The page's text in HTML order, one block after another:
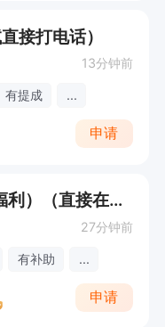
接打电话）
13分钟前
有提成 ...
申请
普工（工作餐+工龄+节日福利）（直接在线打电话咨询）
27分钟前
有补助 ...
申请